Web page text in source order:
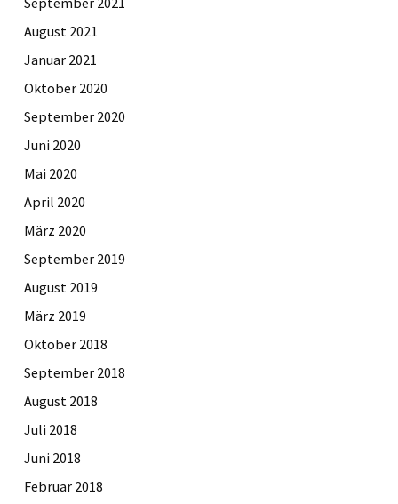
August 2021
Januar 2021
Oktober 2020
September 2020
Juni 2020
Mai 2020
April 2020
März 2020
September 2019
August 2019
März 2019
Oktober 2018
September 2018
August 2018
Juli 2018
Juni 2018
Februar 2018